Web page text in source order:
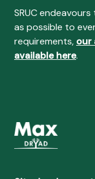
SRUC
as possible to
requirements, our
available here.